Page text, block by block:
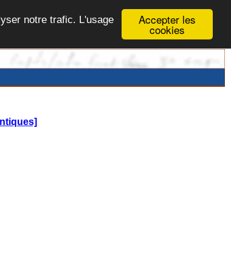
Accepter les
cookies
notre trafic. L'usage